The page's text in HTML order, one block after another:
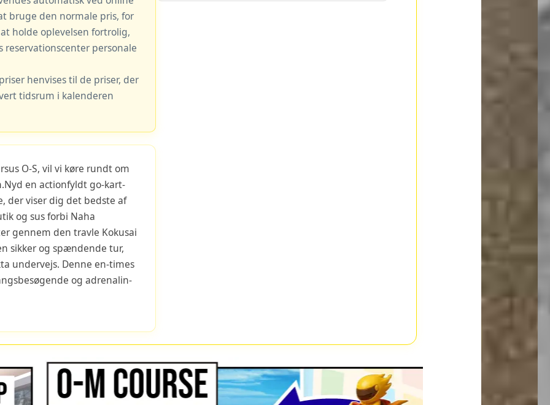
bruge den normale pris, for
holde oplevelsen fortrolig,
reservationscenter personale
henvises til de priser, der
tidsrum i kalenderen
O-S, vil vi køre rundt om
en actionfyldt go-kart-
der viser dig det bedste af
og sus forbi Naha
gennem den travle Kokusai
sikker og spændende tur,
undervejs. Denne en-times
og adrenalin-